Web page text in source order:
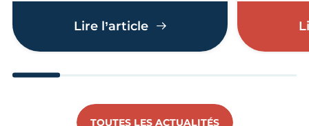
Lire l’articleÉco-défis : artisans et
TOUTES LES ACTUALITÉS